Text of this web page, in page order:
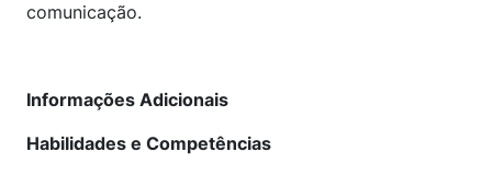
comunicação.
Informações Adicionais
Habilidades e Competências